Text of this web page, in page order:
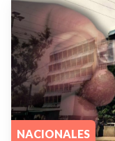
NACIONALES